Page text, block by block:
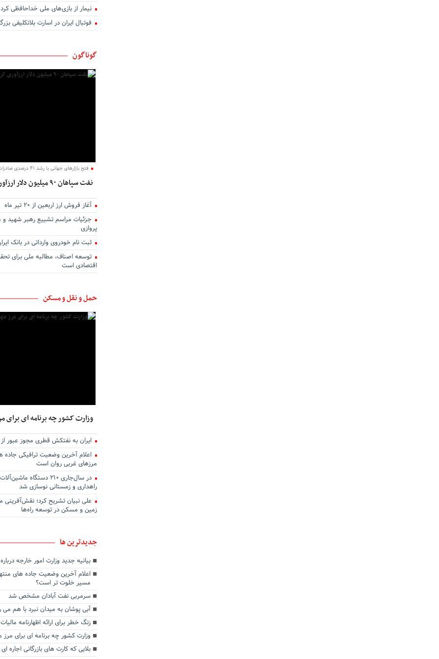
اگر عاشق کسی دیگر شوم
بوی تو
دوست داشتن
نخستین نگاه
نیمار از بازی‌های ملی خداحافظی کرد
فوتبال ایران در اسارت بلاتکلیفی
گوناگون
فتح بازارهای جهانی با رشد ۴۱ درصدی صادرات؛
نفت سپاهان ۹۰ میلیون دلار ارزآوری کرد
آغاز فروش ارز اربعین از ۲۰ تیر ماه
جزئیات مراسم تشییع رهبر شهید
پروازی
ثبت نام خودروی وارداتی در بانک
توسعه اصناف، مطالبه ملی برای
اقتصادی است
حمل و نقل و مسکن
وزارت کشور چه برنامه ای برای
ایران به نفتکش قطری مجوز عبور
اعلام آخرین وضعیت ترافیکی جاده
مرزهای غربی روان است
در سال‌جاری ۲۱۰ دستگاه
راهداری و زمستانی نوسازی شد
علی نبیان تشریح کرد؛ نقش‌آفرینی
زمین و مسکن در توسعه راه‌ها
جديدترين ها
بیانیه جدید وزارت امور خارجه
اعلام آخرین وضعیت جاده های
مسیر خلوت تر است؟
سرمربی نفت آبادان مشخص شد
آبی پوشان به میدان نبرد با هم می
زنگ خطر برای ارائه اظهارنامه
وزارت کشور چه برنامه ای برای مرز
بلایی که کارت های بازرگانی اجاره